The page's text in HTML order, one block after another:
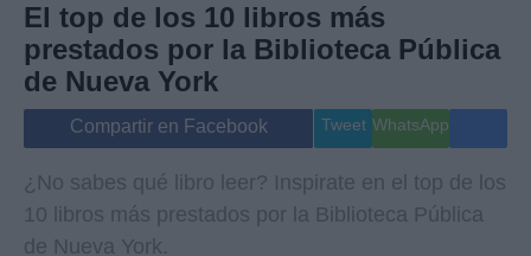
Internacional
Viajes
Gente
Musica
El top de los 10 libros más
prestados por la Biblioteca Pública
de Nueva York
Compartir en Facebook Tweet WhatsApp
¿No sabes qué libro leer? Inspirate en el top de los
10 libros más prestados por la Biblioteca Pública
de Nueva York.